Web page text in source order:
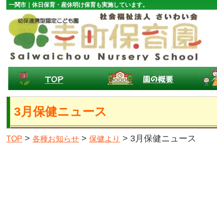
一関市｜休日保育・産休明け保育も実施しています。
3月保健ニュース
TOP > 各種お知らせ > 保健より > 3月保健ニュース